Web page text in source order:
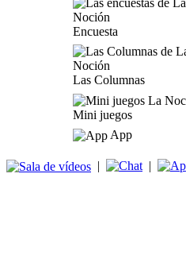
Encuesta
Las Columnas
Mini juegos
App
| |